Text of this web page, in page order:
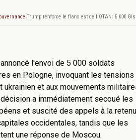
Trump renforce le flanc est de l'OTAN: 5 000
l'envoi de 5 000 soldats
en Pologne, invoquant les tensions
ukrainien et aux mouvements
a immédiatement secoué les
et suscité des appels à la
occidentales, tandis que les
une réponse de Moscou.